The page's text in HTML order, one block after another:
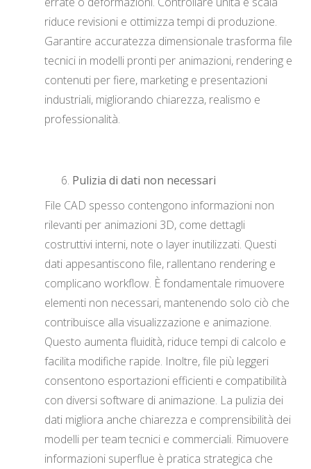
riduce revisioni e ottimizza tempi di produzione.
Garantire accuratezza dimensionale trasforma file
tecnici in modelli pronti per animazioni, rendering e
contenuti per fiere, marketing e presentazioni
industriali, migliorando chiarezza, realismo e
professionalità.
Pulizia di dati non necessari
File CAD spesso contengono informazioni non
rilevanti per animazioni 3D, come dettagli
costruttivi interni, note o layer inutilizzati. Questi
dati appesantiscono file, rallentano rendering e
complicano workflow. È fondamentale rimuovere
elementi non necessari, mantenendo solo ciò che
contribuisce alla visualizzazione e animazione.
Questo aumenta fluidità, riduce tempi di calcolo e
facilita modifiche rapide. Inoltre, file più leggeri
consentono esportazioni efficienti e compatibilità
con diversi software di animazione. La pulizia dei
dati migliora anche chiarezza e comprensibilità dei
modelli per team tecnici e commerciali. Rimuovere
informazioni superflue è pratica strategica che